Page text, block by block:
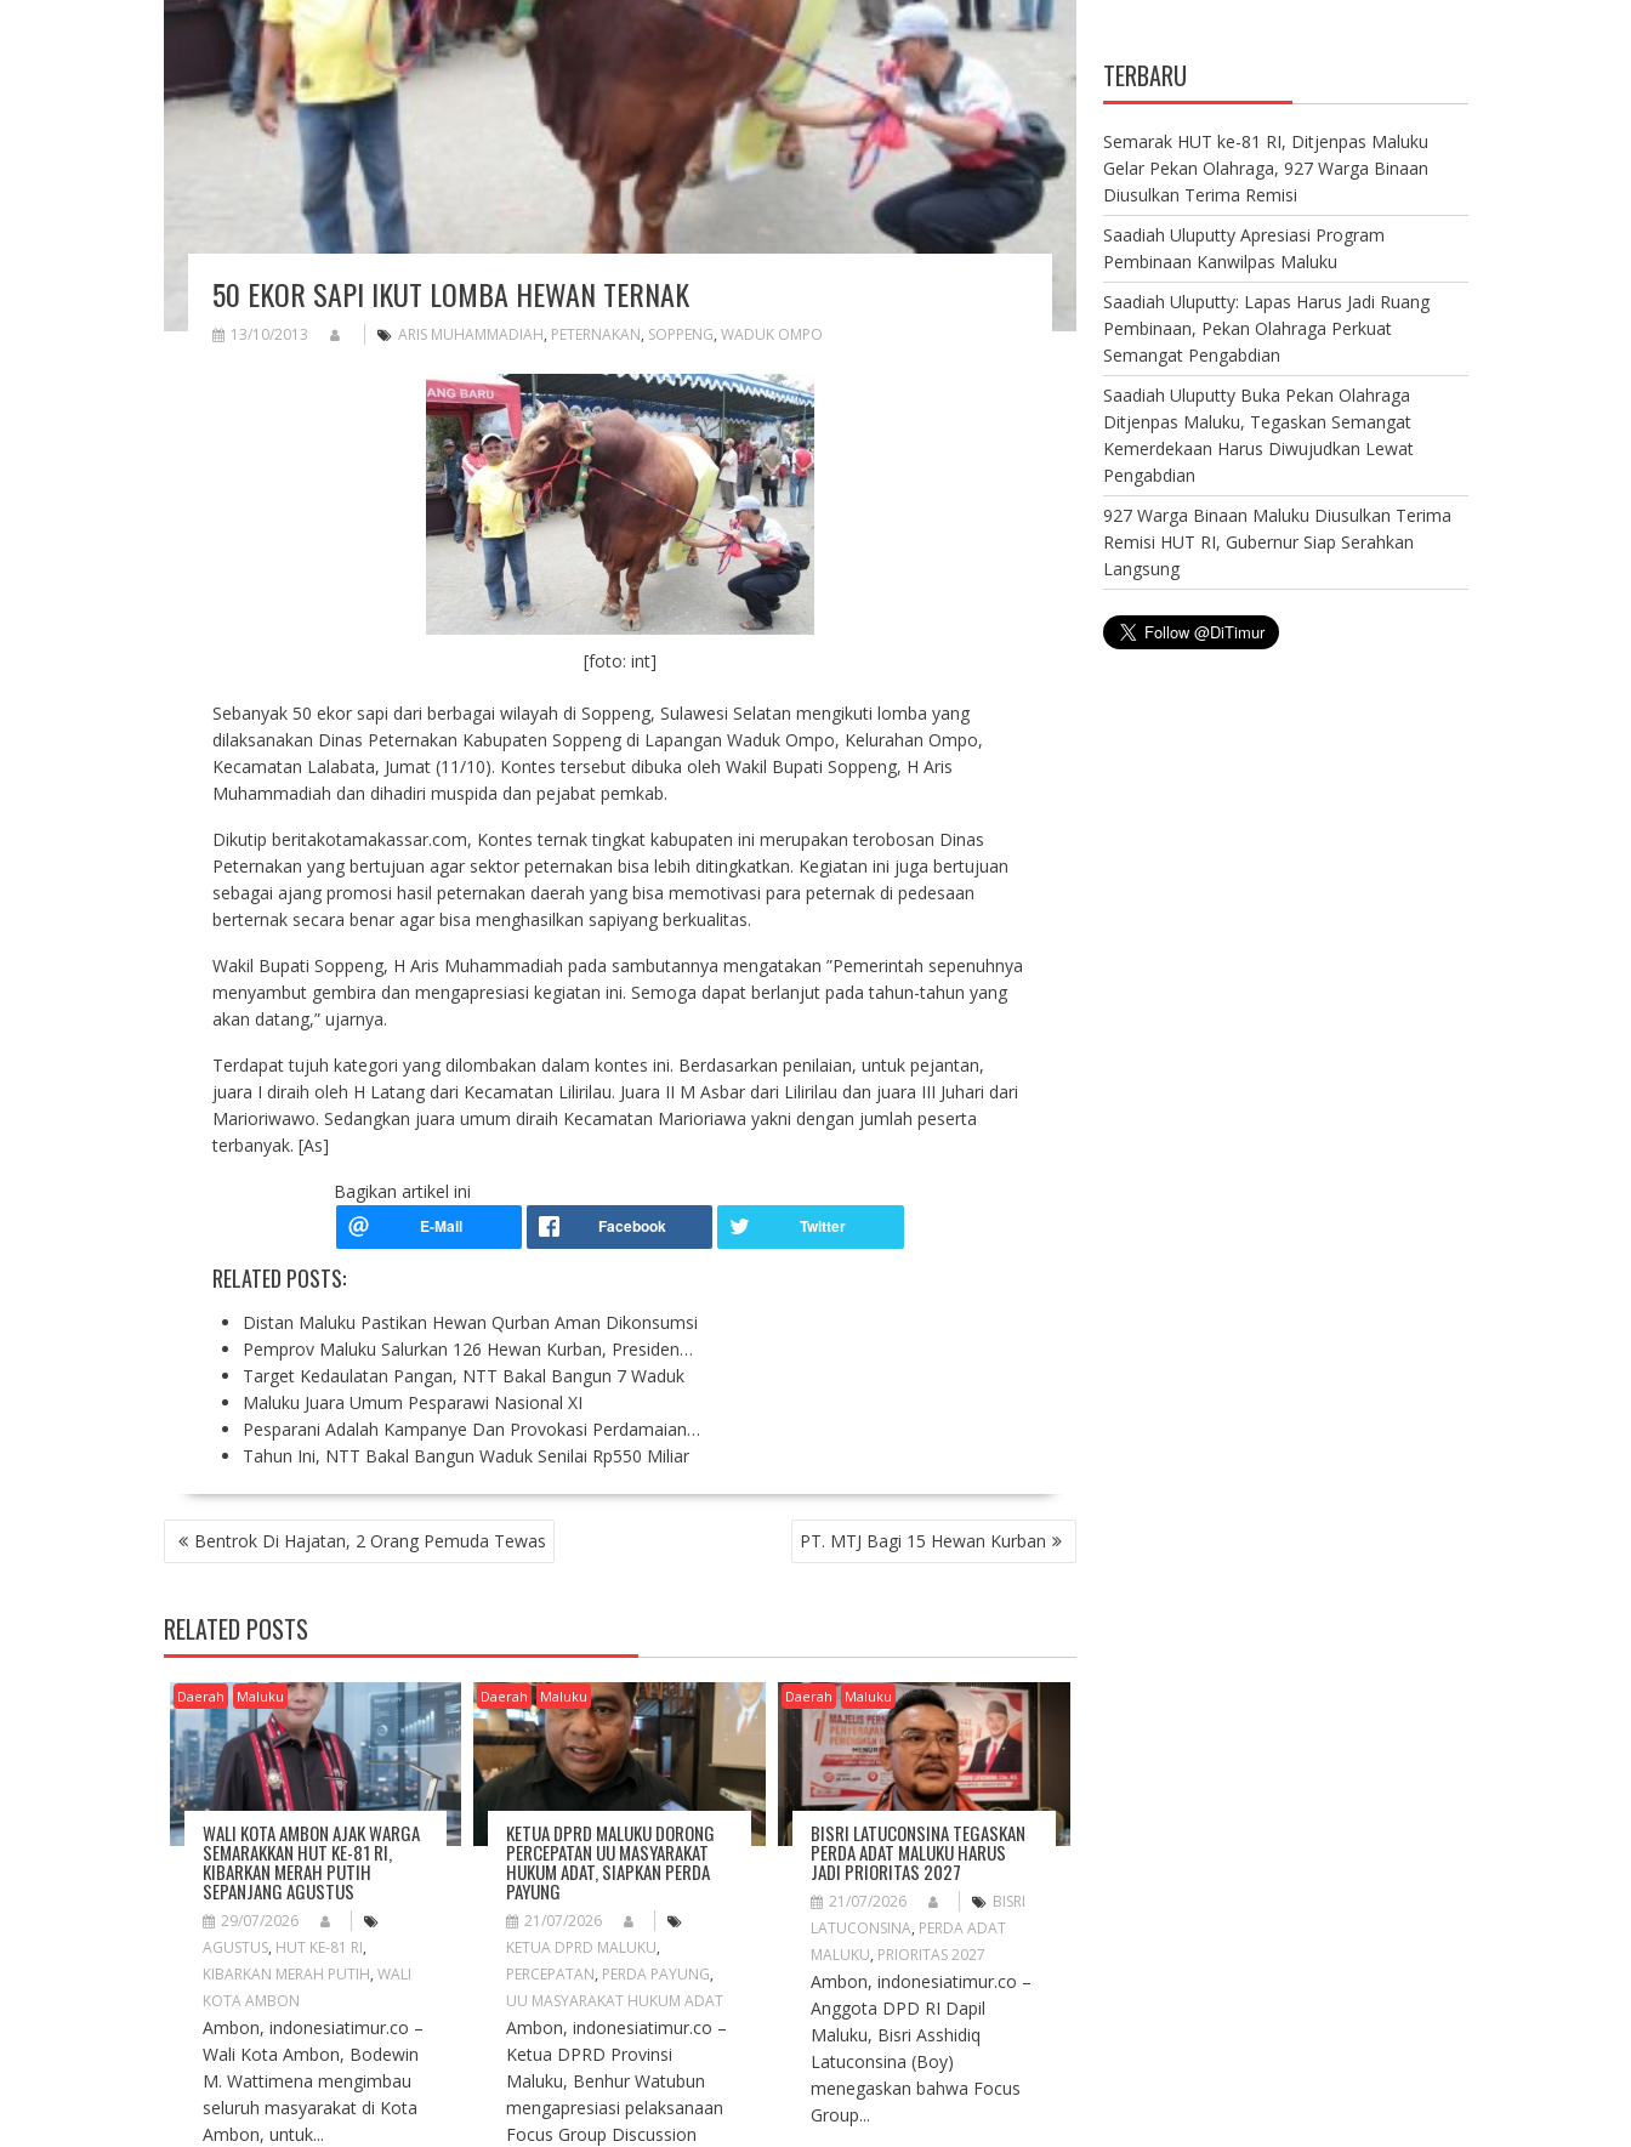
50 EKOR SAPI IKUT LOMBA HEWAN TERNAK
13/10/2013 ARIS MUHAMMADIAH, PETERNAKAN, SOPPENG, WADUK OMPO
[foto: int]
Sebanyak 50 ekor sapi dari berbagai wilayah di Soppeng, Sulawesi Selatan mengikuti lomba yang
dilaksanakan Dinas Peternakan Kabupaten Soppeng di Lapangan Waduk Ompo, Kelurahan Ompo,
Kecamatan Lalabata, Jumat (11/10). Kontes tersebut dibuka oleh Wakil Bupati Soppeng, H Aris
Muhammadiah dan dihadiri muspida dan pejabat pemkab.
Dikutip beritakotamakassar.com, Kontes ternak tingkat kabupaten ini merupakan terobosan Dinas
Peternakan yang bertujuan agar sektor peternakan bisa lebih ditingkatkan. Kegiatan ini juga bertujuan
sebagai ajang promosi hasil peternakan daerah yang bisa memotivasi para peternak di pedesaan
berternak secara benar agar bisa menghasilkan sapiyang berkualitas.
Wakil Bupati Soppeng, H Aris Muhammadiah pada sambutannya mengatakan ”Pemerintah sepenuhnya
menyambut gembira dan mengapresiasi kegiatan ini. Semoga dapat berlanjut pada tahun-tahun yang
akan datang,” ujarnya.
Terdapat tujuh kategori yang dilombakan dalam kontes ini. Berdasarkan penilaian, untuk pejantan,
juara I diraih oleh H Latang dari Kecamatan Lilirilau. Juara II M Asbar dari Lilirilau dan juara III Juhari dari
Marioriwawo. Sedangkan juara umum diraih Kecamatan Marioriawa yakni dengan jumlah peserta
terbanyak. [As]
Bagikan artikel ini
RELATED POSTS:
Distan Maluku Pastikan Hewan Qurban Aman Dikonsumsi
Pemprov Maluku Salurkan 126 Hewan Kurban, Presiden…
Target Kedaulatan Pangan, NTT Bakal Bangun 7 Waduk
Maluku Juara Umum Pesparawi Nasional XI
Pesparani Adalah Kampanye Dan Provokasi Perdamaian…
Tahun Ini, NTT Bakal Bangun Waduk Senilai Rp550 Miliar
P
O
T
N
A
V
G
A
T
O
Bentrok Di Hajatan, 2 Orang Pemuda Tewas PT. MTJ Bagi 15 Hewan Kurban
RELATED POSTS
Daerah Maluku
WALI KOTA AMBON AJAK WARGA
SEMARAKKAN HUT KE-81 RI,
KIBARKAN MERAH PUTIH
SEPANJANG AGUSTUS
29/07/2026
AGUSTUS, HUT KE-81 RI,
KIBARKAN MERAH PUTIH, WALI
KOTA AMBON
Ambon, indonesiatimur.co –
Wali Kota Ambon, Bodewin
M. Wattimena mengimbau
seluruh masyarakat di Kota
Ambon, untuk...
Daerah Maluku
KETUA DPRD MALUKU DORONG
PERCEPATAN UU MASYARAKAT
HUKUM ADAT, SIAPKAN PERDA
PAYUNG
21/07/2026
KETUA DPRD MALUKU,
PERCEPATAN, PERDA PAYUNG,
UU MASYARAKAT HUKUM ADAT
Ambon, indonesiatimur.co –
Ketua DPRD Provinsi
Maluku, Benhur Watubun
mengapresiasi pelaksanaan
Focus Group Discussion
Daerah Maluku
BISRI LATUCONSINA TEGASKAN
PERDA ADAT MALUKU HARUS
JADI PRIORITAS 2027
21/07/2026
BISRI
LATUCONSINA, PERDA ADAT
MALUKU, PRIORITAS 2027
Ambon, indonesiatimur.co –
Anggota DPD RI Dapil
Maluku, Bisri Asshidiq
Latuconsina (Boy)
menegaskan bahwa Focus
Group...
TERBARU
Semarak HUT ke-81 RI, Ditjenpas Maluku
Gelar Pekan Olahraga, 927 Warga Binaan
Diusulkan Terima Remisi
Saadiah Uluputty Apresiasi Program
Pembinaan Kanwilpas Maluku
Saadiah Uluputty: Lapas Harus Jadi Ruang
Pembinaan, Pekan Olahraga Perkuat
Semangat Pengabdian
Saadiah Uluputty Buka Pekan Olahraga
Ditjenpas Maluku, Tegaskan Semangat
Kemerdekaan Harus Diwujudkan Lewat
Pengabdian
927 Warga Binaan Maluku Diusulkan Terima
Remisi HUT RI, Gubernur Siap Serahkan
Langsung